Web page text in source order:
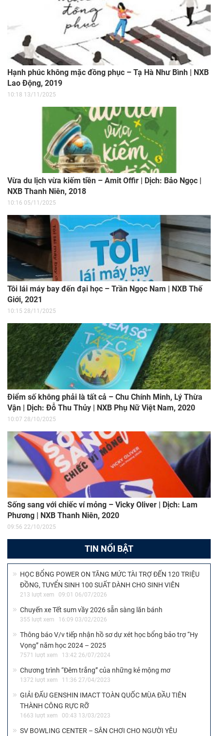
Hạnh phúc không mặc đồng phục – Tạ Hà Như Bình | NXB
Lao Động, 2019
10:18 13/11/2025
Vừa du lịch vừa kiếm tiền – Amit Offir | Dịch: Bảo Ngọc |
NXB Thanh Niên, 2018
10:16 05/11/2025
Tôi lái máy bay đến đại học – Trần Ngọc Nam | NXB Thế
Giới, 2021
10:15 28/11/2025
Điểm số không phải là tất cả – Chu Chính Minh, Lý Thừa
Vận | Dịch: Đỗ Thu Thủy | NXB Phụ Nữ Việt Nam, 2020
10:07 28/10/2025
Sống sang với chiếc ví mỏng – Vicky Oliver | Dịch: Lam
Phương | NXB Thanh Niên, 2020
09:56 22/10/2025
TIN NỔI BẬT
HỌC BỔNG POWER ON TĂNG MỨC TÀI TRỢ ĐẾN 120 TRIỆU
ĐỒNG, TUYỂN SINH 100 SUẤT DÀNH CHO SINH VIÊN
213 lượt xem 09:01 06/07/2026
Chuyến xe Tết sum vầy 2026 sẵn sàng lăn bánh
355 lượt xem 16:09 03/02/2026
Thông báo V/v tiếp nhận hồ sơ dự xét học bổng bảo trợ “Hy
Vọng” năm học 2024 – 2025
7571 lượt xem 13:42 26/07/2024
Chương trình “Đêm trắng” của những kẻ mộng mơ
1372 lượt xem 11:36 27/04/2023
GIẢI ĐẤU GENSHIN IMACT TOÀN QUỐC MÙA ĐẦU TIÊN
THÀNH CÔNG RỰC RỠ
1663 lượt xem 00:43 13/03/2023
SV BOWLING CENTER – SÂN CHƠI CHO NGƯỜI YÊU